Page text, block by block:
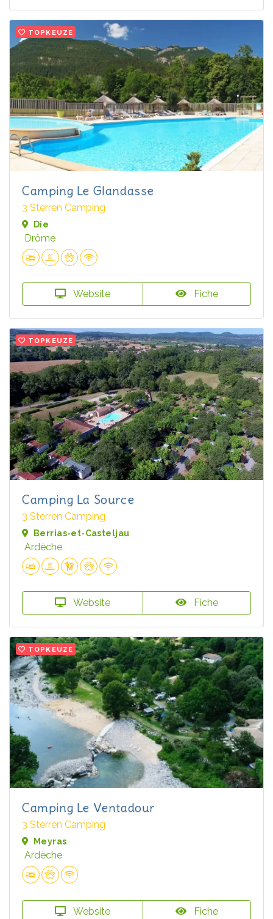
TOPKEUZE
Camping Le Glandasse
3 Sterren Camping
Die
Drôme
Website Fiche
TOPKEUZE
Camping La Source
3 Sterren Camping
Berrias-et-Casteljau
Ardèche
Website Fiche
TOPKEUZE
Camping Le Ventadour
3 Sterren Camping
Meyras
Ardèche
Website Fiche